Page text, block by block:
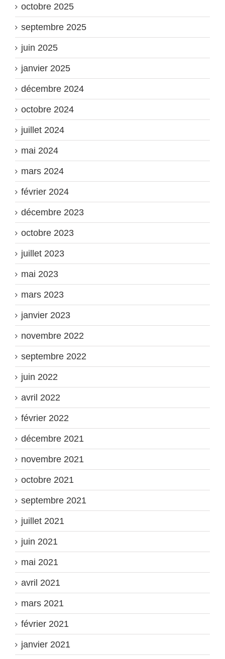
octobre 2025
septembre 2025
juin 2025
janvier 2025
décembre 2024
octobre 2024
juillet 2024
mai 2024
mars 2024
février 2024
décembre 2023
octobre 2023
juillet 2023
mai 2023
mars 2023
janvier 2023
novembre 2022
septembre 2022
juin 2022
avril 2022
février 2022
décembre 2021
novembre 2021
octobre 2021
septembre 2021
juillet 2021
juin 2021
mai 2021
avril 2021
mars 2021
février 2021
janvier 2021